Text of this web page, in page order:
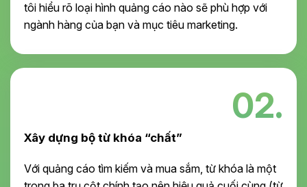
tôi hiểu rõ loại hình quảng cáo nào sẽ phù hợp với
ngành hàng của bạn và mục tiêu marketing.
02.
Xây dựng bộ từ khóa “chất”
Với quảng cáo tìm kiếm và mua sắm, từ khóa là một